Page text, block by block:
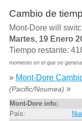
Cambio de
Mont-Dore will
Martes, 19 Enero
Tiempo restante:
momento en el que se
» Mont-Dore
(Pacific/Noumea) »
Mont-Dore info:
País: